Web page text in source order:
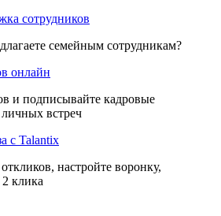
сотрудников
семейным сотрудникам?
онлайн
и подписывайте кадровые
встреч
с Talantix
настройте воронку,
клика